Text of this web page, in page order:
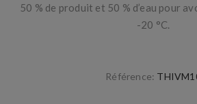
50 % de produit et 50 % d’eau pour
-20 °C.
Référence: